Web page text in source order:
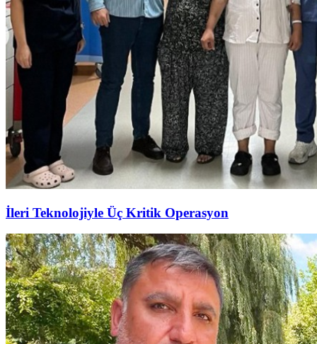
İleri Teknolojiyle Üç Kritik Operasyon